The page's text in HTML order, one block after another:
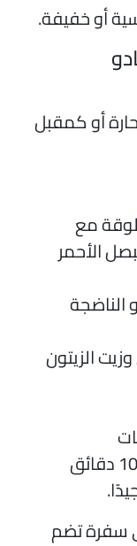
أو خفيفة.
أو كمقبل
مع
الأحمر
الزيتون
تُترك السلطة في الثلاجة لمدة 10 دقائق
تضم